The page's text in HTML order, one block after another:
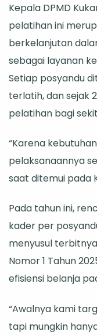
Kepala DPMD
pelatihan ini
berkelanjutan
sebagai layanan
Setiap posyandu
terlatih, dan sejak
pelatihan bagi
“Karena
pelaksanaannya
saat ditemui pada
Pada tahun ini,
kader per
menyusul
Nomor 1 Tahun
efisiensi belanja
“Awalnya kami
tapi mungkin